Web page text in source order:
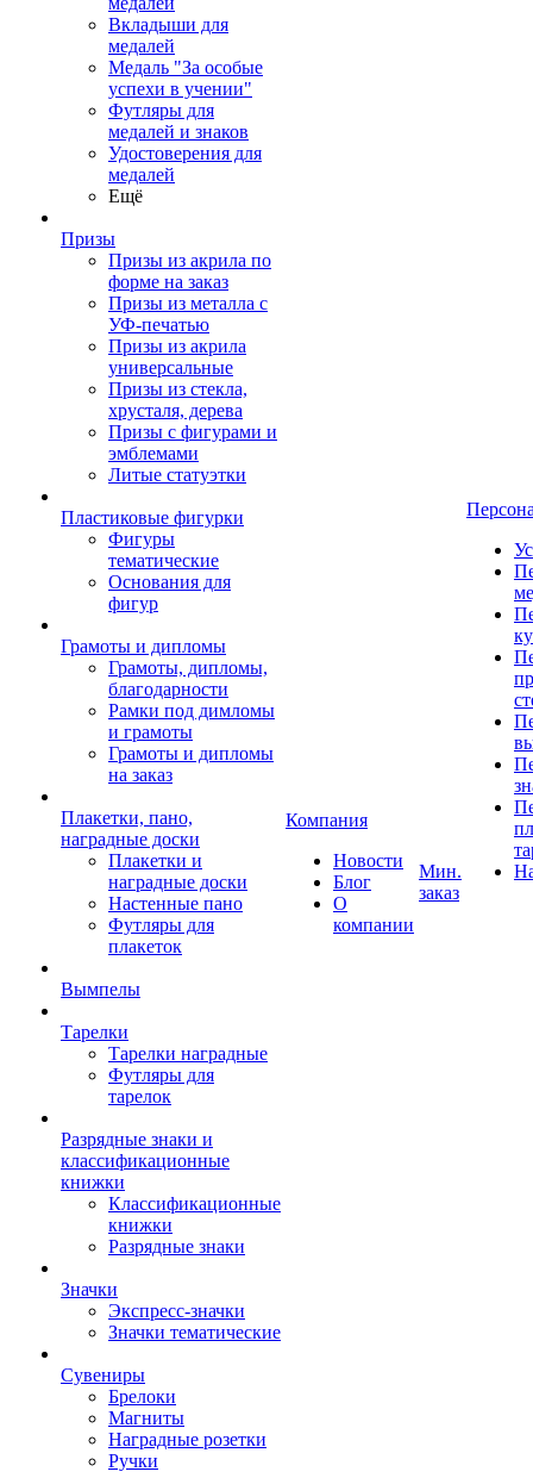
Вкладыши для
медалей
Медаль "За особые
успехи в учении"
Футляры для
медалей и знаков
Удостоверения для
медалей
Ещё
Призы
Призы из акрила по
форме на заказ
Призы из металла с
УФ-печатью
Призы из акрила
универсальные
Призы из стекла,
хрусталя, дерева
Призы с фигурами и
эмблемами
Литые статуэтки
Пластиковые фигурки
Фигуры
тематические
Основания для
фигур
Грамоты и дипломы
Грамоты, дипломы,
благодарности
Рамки под димломы
и грамоты
Грамоты и дипломы
на заказ
Плакетки, пано,
наградные доски
Плакетки и
наградные доски
Настенные пано
Футляры для
плакеток
Вымпелы
Тарелки
Тарелки наградные
Футляры для
тарелок
Разрядные знаки и
классификационные
книжки
Классификационные
книжки
Разрядные знаки
Значки
Экспресс-значки
Значки тематические
Сувениры
Брелоки
Магниты
Наградные розетки
Ручки
Компания
Новости
Блог
О
компании
Мин.
заказ